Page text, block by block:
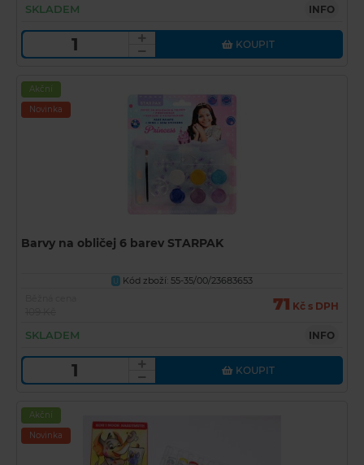
SKLADEM INFO
KOUPIT
Akční
Novinka
Barvy na obličej 6 barev STARPAK
U
Kód zboží: 55-35/00/23683653
71 Kč s DPH
SKLADEM INFO
KOUPIT
Akční
Novinka